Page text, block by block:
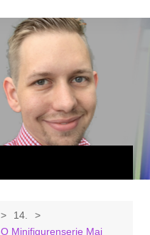
14.
Minifigurenserie Mai